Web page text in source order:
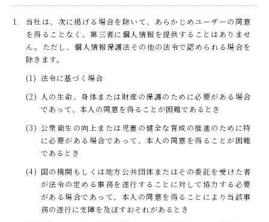
当社は、次に掲げる場合を除いて、あらかじめユーザーの同意
を得ることなく、第三者に個人情報を提供することはありませ
ん。ただし、個人情報保護法その他の法令で認められる場合を
除きます。
法令に基づく場合
人の生命、身体または財産の保護のために必要がある場合
であって、本人の同意を得ることが困難であるとき
公衆衛生の向上または児童の健全な育成の推進のために特
に必要がある場合であって、本人の同意を得ることが困難
であるとき
国の機関もしくは地方公共団体またはその委託を受けた者
が法令の定める事務を遂行することに対して協力する必要
がある場合であって、本人の同意を得ることにより当該事
務の遂行に支障を及ぼすおそれがあるとき